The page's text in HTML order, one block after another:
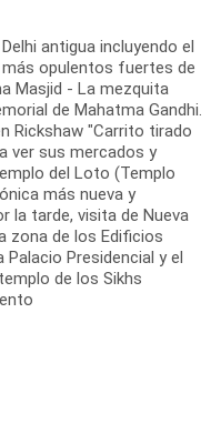
antigua incluyendo el
opulentos fuertes de
Masjid - La mezquita
de Mahatma Gandhi.
Rickshaw "Carrito tirado
ver sus mercados y
del Loto (Templo
más nueva y
la tarde, visita de Nueva
zona de los Edificios
Palacio Presidencial y el
de los Sikhs